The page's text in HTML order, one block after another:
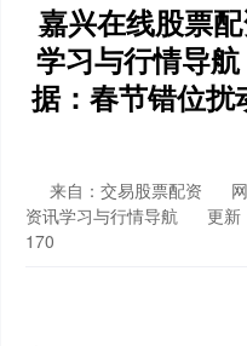
嘉兴在线股票
学习与行情导
据：春节错位扰
来自：交易股票配资
资讯学习与行情导航
更新
170